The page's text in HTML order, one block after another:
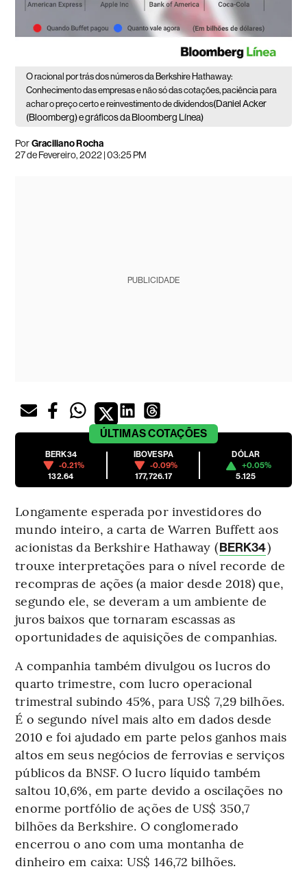
O racional por trás dos números da Berkshire Hathaway:
Conhecimento das empresas e não só das cotações, paciência para
achar o preço certo e reinvestimento de dividendos(Daniel Acker
(Bloomberg) e gráficos da Bloomberg Línea)
PorGraciliano Rocha
27 de Fevereiro, 2022 | 03:25 PM
PUBLICIDADE
ÚLTIMASCOTAÇÕES
BERK34
-0.21%
132.64
IBOVESPA
-0.09%
177,726.17
DÓLAR
+0.05%
5.125
Longamente esperada por investidores do
mundo inteiro, a carta de Warren Buffett aos
acionistas da Berkshire Hathaway (BERK34)
trouxe interpretações para o nível recorde de
recompras de ações (a maior desde 2018) que,
segundo ele, se deveram a um ambiente de
juros baixos que tornaram escassas as
oportunidades de aquisições de companhias.
A companhia também divulgou os lucros do
quarto trimestre, com lucro operacional
trimestral subindo 45%, para US$ 7,29 bilhões.
É o segundo nível mais alto em dados desde
2010 e foi ajudado em parte pelos ganhos mais
altos em seus negócios de ferrovias e serviços
públicos da BNSF. O lucro líquido também
saltou 10,6%, em parte devido a oscilações no
enorme portfólio de ações de US$ 350,7
bilhões da Berkshire. O conglomerado
encerrou o ano com uma montanha de
dinheiro em caixa: US$ 146,72 bilhões.